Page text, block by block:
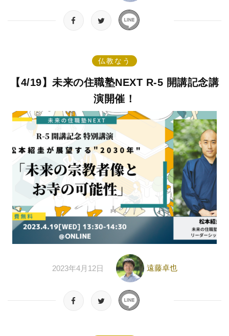
仏教なう
【4/19】未来の住職塾NEXT R-5 開講記念講
演開催！
2023年4月12日 遠藤卓也